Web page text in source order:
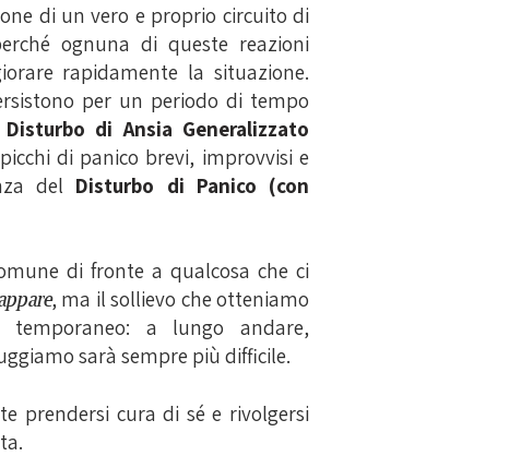
di un vero e proprio circuito di
ognuna di queste reazioni
rapidamente la situazione.
per un periodo di tempo
Disturbo di Ansia Generalizzato
di panico brevi, improvvisi e
del Disturbo di Panico (con
di fronte a qualcosa che ci
, ma il sollievo che otteniamo
temporaneo: a lungo andare,
sarà sempre più difficile.
prendersi cura di sé e rivolgersi